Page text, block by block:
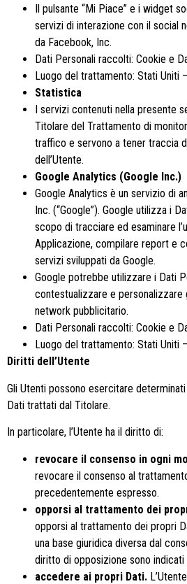
Il pulsante “Mi Piace” e i widget
servizi di interazione con il social
da Facebook, Inc.
Dati Personali raccolti: Cookie e
Luogo del trattamento: Stati Uniti –
Statistica
I servizi contenuti nella presente
Titolare del Trattamento di
traffico e servono a tener traccia
dell’Utente.
Google Analytics (Google Inc.)
Google Analytics è un servizio di
Inc. (“Google”). Google utilizza i
scopo di tracciare ed esaminare
Applicazione, compilare report e
servizi sviluppati da Google.
Google potrebbe utilizzare i Dati
contestualizzare e personalizzare
network pubblicitario.
Dati Personali raccolti: Cookie e
Luogo del trattamento: Stati Uniti –
Diritti dell’Utente
Gli Utenti possono esercitare
Dati trattati dal Titolare.
In particolare, l’Utente ha il diritto di:
revocare il consenso in ogni
revocare il consenso al
precedentemente espresso.
opporsi al trattamento dei
opporsi al trattamento dei propri
una base giuridica diversa dal
diritto di opposizione sono
accedere ai propri Dati.